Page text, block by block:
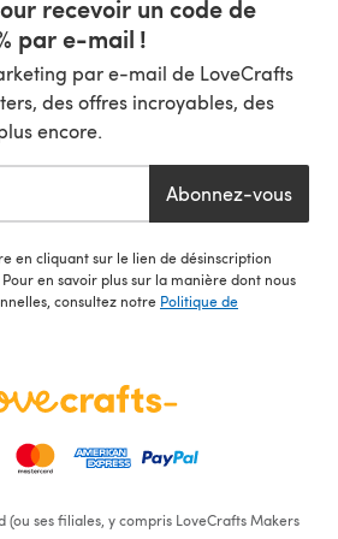
recevoir un code de
par e-mail !
par e-mail de LoveCrafts
des offres incroyables, des
encore.
Abonnez-vous
en cliquant sur le lien de désinscription
en savoir plus sur la manière dont nous
consultez notre Politique de
ses filiales, y compris LoveCrafts Makers